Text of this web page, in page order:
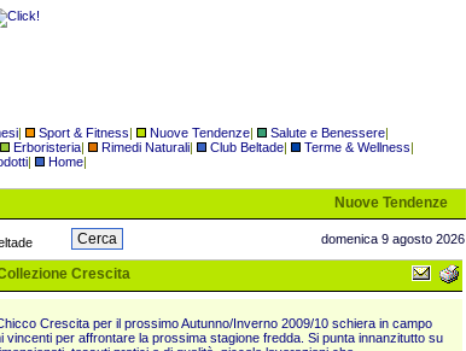
| Sport & Fitness| Nuove Tendenze| Salute e Benessere|
Erboristeria| Rimedi Naturali| Club Beltade| Terme & Wellness|
| Home|
Nuove Tendenze
domenica 9 agosto 2026
Crescita
Crescita per il prossimo Autunno/Inverno 2009/10 schiera in campo
vincenti per affrontare la prossima stagione fredda. Si punta innanzitutto su